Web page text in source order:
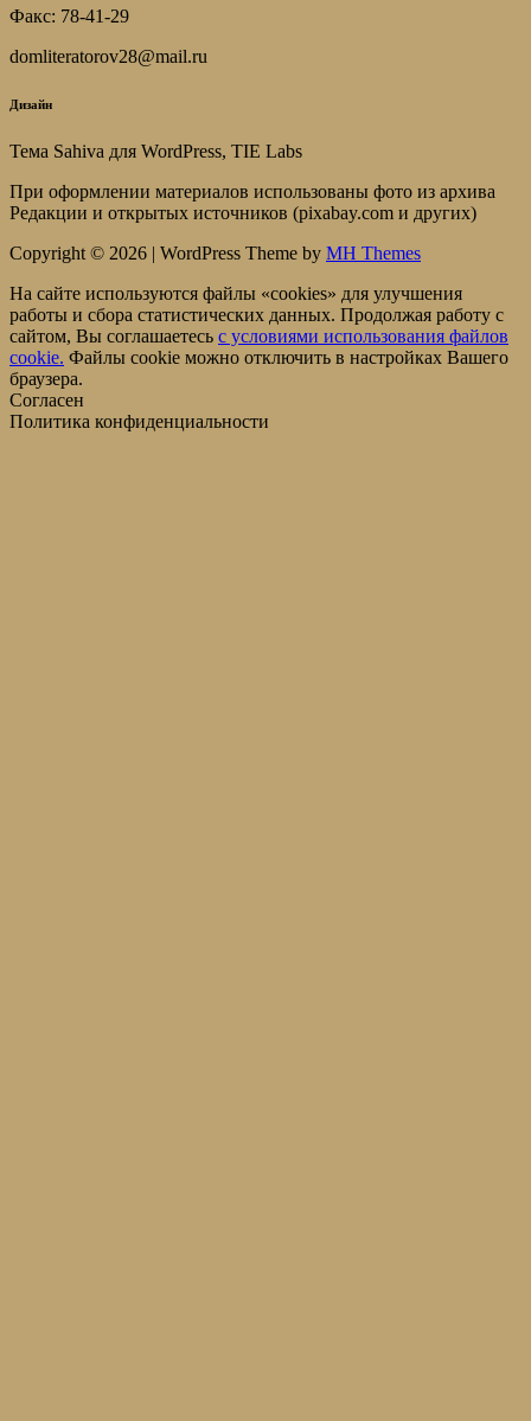
Факс: 78-41-29
domliteratorov28@mail.ru
Дизайн
Тема Sahiva для WordPress, TIE Labs
При оформлении материалов использованы фото из архива
Редакции и открытых источников (pixabay.com и других)
Copyright © 2026 | WordPress Theme by MH Themes
На сайте используются файлы «cookies» для улучшения
работы и сбора статистических данных. Продолжая работу с
сайтом, Вы соглашаетесь c условиями использования файлов
cookie. Файлы cookie можно отключить в настройках Вашего
браузера.
Согласен
Политика конфиденциальности